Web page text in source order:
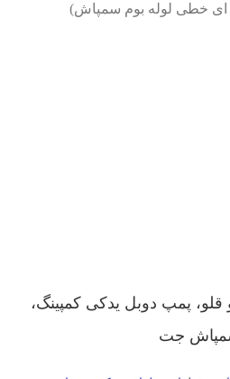
ای خطی لوله بوم سمپاش)
دو قلو، پمپ دوبل یدکی کمپینگ،